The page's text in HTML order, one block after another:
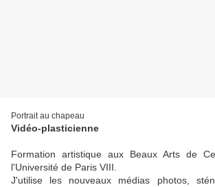
Portrait au chapeau
Vidéo-plasticienne
Formation artistique aux Beaux Arts de
l'Université de Paris VIII.
J'utilise les nouveaux médias photos,